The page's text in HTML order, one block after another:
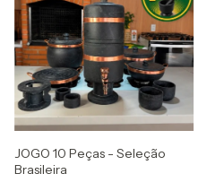
JOGO 10 Peças - Seleção
Brasileira